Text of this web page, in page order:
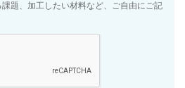
題、加工したい材料など、ご自由にご記